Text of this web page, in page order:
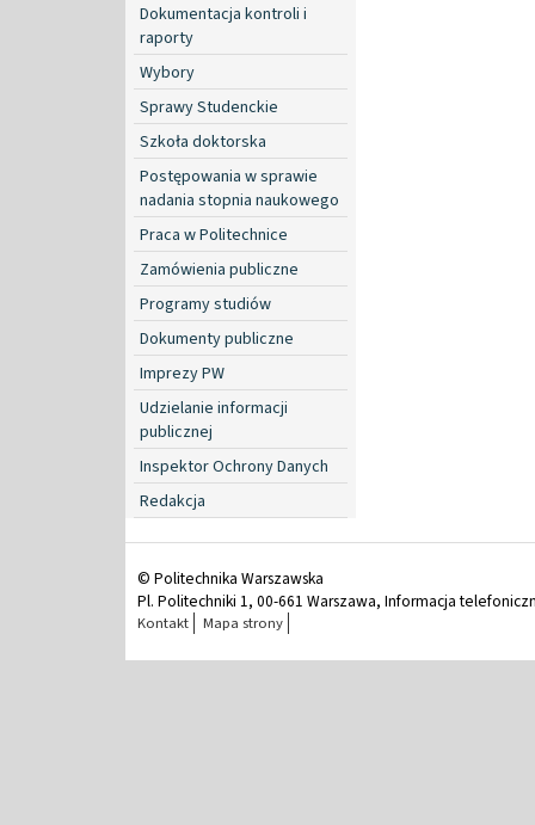
Dokumentacja kontroli i
raporty
Wybory
Sprawy Studenckie
Szkoła doktorska
Postępowania w sprawie
nadania stopnia naukowego
Praca w Politechnice
Zamówienia publiczne
Programy studiów
Dokumenty publiczne
Imprezy PW
Udzielanie informacji
publicznej
Inspektor Ochrony Danych
Redakcja
© Politechnika Warszawska
Pl. Politechniki 1, 00-661 Warszawa, Informacja
Kontakt Mapa strony